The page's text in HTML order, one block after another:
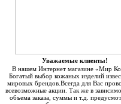
Уважаемые клиенты!
В нашем Интернет магазине «Мир
Богатый выбор кожаных изделий
мировых брендов.Всегда для Вас
всевозможные акции. Так же в
объема заказа, суммы и т.д.